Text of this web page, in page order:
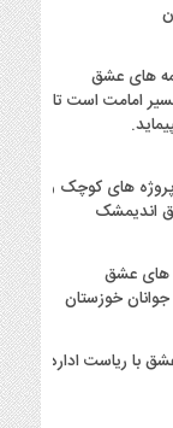
های عشق
امامت است تا
پروژه های کوچک و
اندیمشک
های عشق
خوزستان
با ریاست اداره